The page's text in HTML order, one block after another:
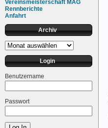
Vereinsmeisterschaft MAG
Rennberichte
Anfahrt
Archiv
Archiv
Login
Benutzername
Passwort